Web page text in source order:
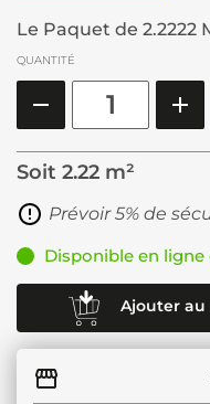
Le Paquet de 2.2222
QUANTITÉ
Soit 2.22 m²
Prévoir 5% de
Disponible en
Ajouter